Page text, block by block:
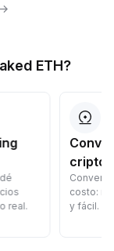
→
ETH?
Convertí
criptos
Convertí
costo:
y fácil.